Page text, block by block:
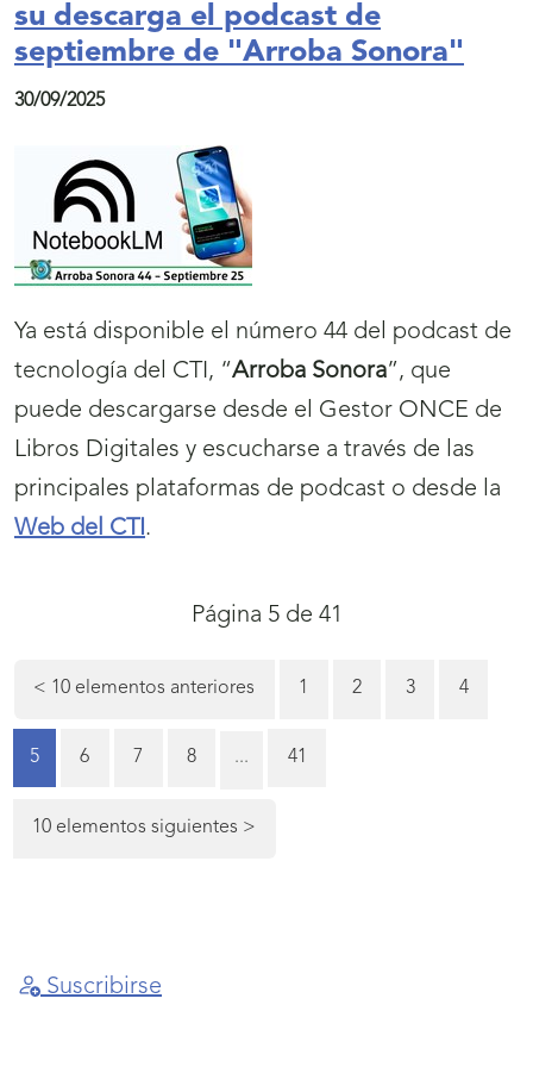
su descarga el podcast de
septiembre de "Arroba Sonora"
30/09/2025
Ya está disponible el número 44 del podcast de
tecnología del CTI, “Arroba Sonora”, que
puede descargarse desde el Gestor ONCE de
Libros Digitales y escucharse a través de las
principales plataformas de podcast o desde la
Web del CTI .
página
5
la
Página 5 de 41
< 10 elementos anteriores 1 Página
2 Página
3 Página
4
Página
5 Página
6 Página
7 Página
8 ... Página
41
10 elementos siguientes >
Suscribirse